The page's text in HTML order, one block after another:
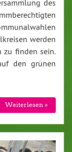
des
werden
zu finden sein.
den grünen
Weiterlesen »